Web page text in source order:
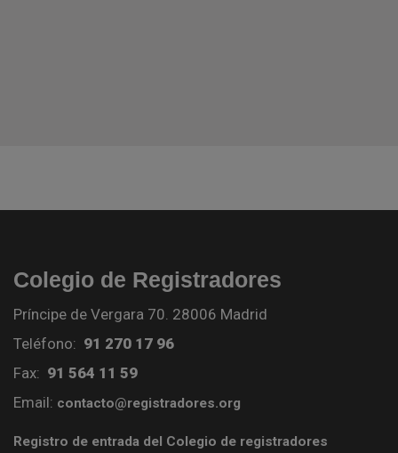
Colegio de Registradores
Príncipe de Vergara 70. 28006 Madrid
Teléfono: 91 270 17 96
Fax: 91 564 11 59
Email: contacto@registradores.org
Registro de entrada del Colegio de registradores